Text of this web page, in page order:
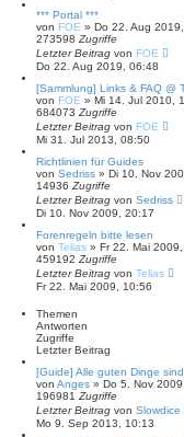
e
u
c
h
e
*** Portal ***
von FOE » Do 22. Aug
273598 Zugriffe
Letzter Beitrag von FOE
Do 22. Aug 2019, 06:48
[Sammlung] Links & FAQ @
von FOE » Mi 14. Jul 2010,
684073 Zugriffe
Letzter Beitrag von FOE
Mi 31. Jul 2013, 08:50
Richtlinien für Guides
von Sedriss » Di 10. Nov
14936 Zugriffe
Letzter Beitrag von Sedriss
Di 10. Nov 2009, 20:17
Forenregeln bitte lesen
von Telias » Fr 22. Mai
459192 Zugriffe
Letzter Beitrag von Telias
Fr 22. Mai 2009, 10:56
Themen
Antworten
Zugriffe
Letzter Beitrag
[Guide] Alle guten Dinge
von Anges » Do 5. Nov
196981 Zugriffe
Letzter Beitrag von Slowdice
Mo 9. Sep 2013, 10:13